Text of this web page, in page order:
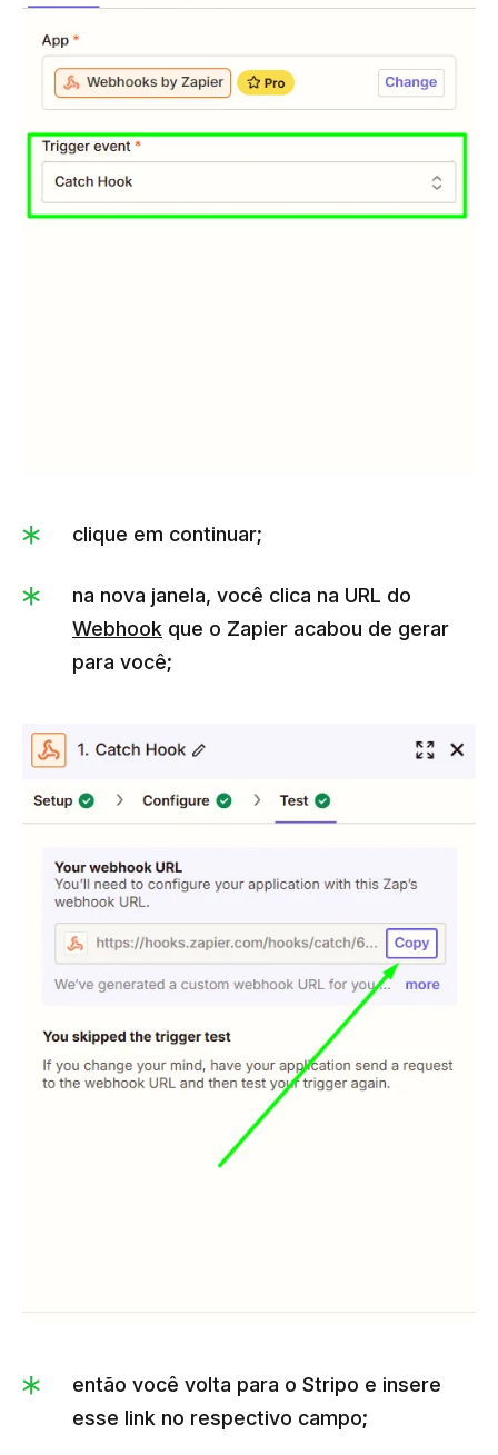
clique em continuar;
na nova janela, você clica na URL do
Webhook que o Zapier acabou de gerar
para você;
então você volta para o Stripo e insere
esse link no respectivo campo;